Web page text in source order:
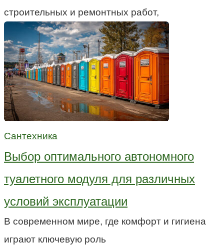
строительных и ремонтных работ,
Сантехника
Выбор оптимального автономного
туалетного модуля для различных
условий эксплуатации
В современном мире, где комфорт и гигиена
играют ключевую роль